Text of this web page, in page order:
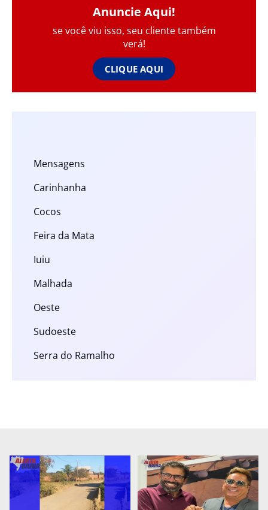
Anuncie Aqui!
se você viu isso, seu cliente também
verá!
CLIQUE AQUI
Mensagens
Carinhanha
Cocos
Feira da Mata
Iuiu
Malhada
Oeste
Sudoeste
Serra do Ramalho